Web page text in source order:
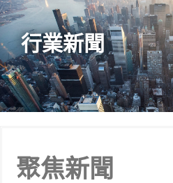
行業新聞
聚焦新聞